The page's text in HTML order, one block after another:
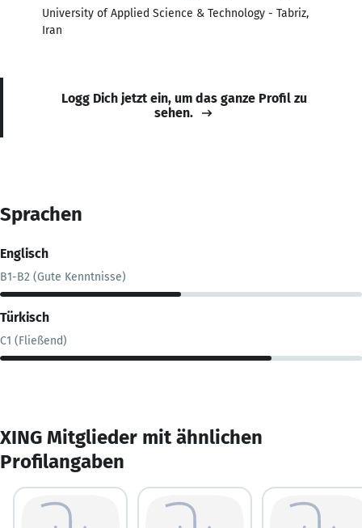
University of Applied Science & Technology - Tabriz,
Iran
Logg Dich jetzt ein, um das ganze Profil zu
sehen.
Sprachen
Englisch
B1-B2 (Gute Kenntnisse)
Türkisch
C1 (Fließend)
XING Mitglieder mit ähnlichen
Profilangaben